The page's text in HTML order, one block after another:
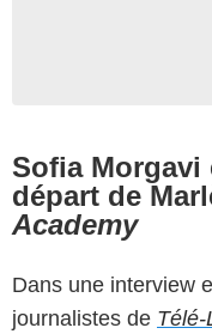
Sofia Morgavi
départ de
Academy
Dans une interview
journalistes de Télé-